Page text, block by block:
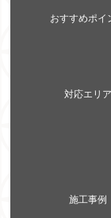
おすすめポイ
対応エリア
施工事例